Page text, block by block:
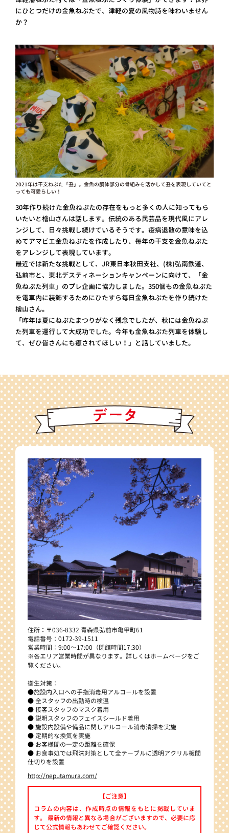
にひとつだけの金魚ねぷたで、津軽の夏の風物詩を味わいません
か？
2021年は干支ねぷた「丑」。金魚の胴体部分の骨組みを活かして丑を表現していてと
っても可愛らしい！
30年作り続けた金魚ねぷたの存在をもっと多くの人に知ってもら
いたいと檜山さんは話します。伝統のある民芸品を現代風にアレ
ンジして、日々挑戦し続けているそうです。疫病退散の意味を込
めてアマビエ金魚ねぷたを作成したり、毎年の干支を金魚ねぷた
をアレンジして表現しています。
最近では新たな挑戦として、JR東日本秋田支社、(株)弘南鉄道、
弘前市と、東北デスティネーションキャンペーンに向けて、「金
魚ねぷた列車」のプレ企画に協力しました。350個もの金魚ねぷた
を電車内に装飾するためにひたすら毎日金魚ねぷたを作り続けた
檜山さん。
「昨年は夏にねぷたまつりがなく残念でしたが、秋には金魚ねぷ
た列車を運行して大成功でした。今年も金魚ねぷた列車を体験し
て、ぜひ皆さんにも癒されてほしい！」と話していました。
住所：〒036-8332 青森県弘前市亀甲町61
電話番号：0172-39-1511
営業時間：9:00～17:00（閉館時間17:30）
※各エリア営業時間が異なります。詳しくはホームページをご
覧ください。
衛生対策：
●施設内入口への手指消毒用アルコールを設置
● 全スタッフの出勤時の検温
● 接客スタッフのマスク着用
● 説明スタッフのフェイスシールド着用
● 施設内設備や備品に関しアルコール消毒清掃を実施
● 定期的な換気を実施
● お客様間の一定の距離を確保
● お食事処では飛沫対策として全テーブルに透明アクリル板間
仕切りを設置
http://neputamura.com/
【ご注意】
コラムの内容は、作成時点の情報をもとに掲載していま
す。 最新の情報と異なる場合がございますので、必要に応
じて公式情報もあわせてご確認ください。